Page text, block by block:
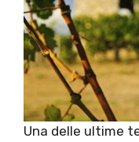
Una delle ultime